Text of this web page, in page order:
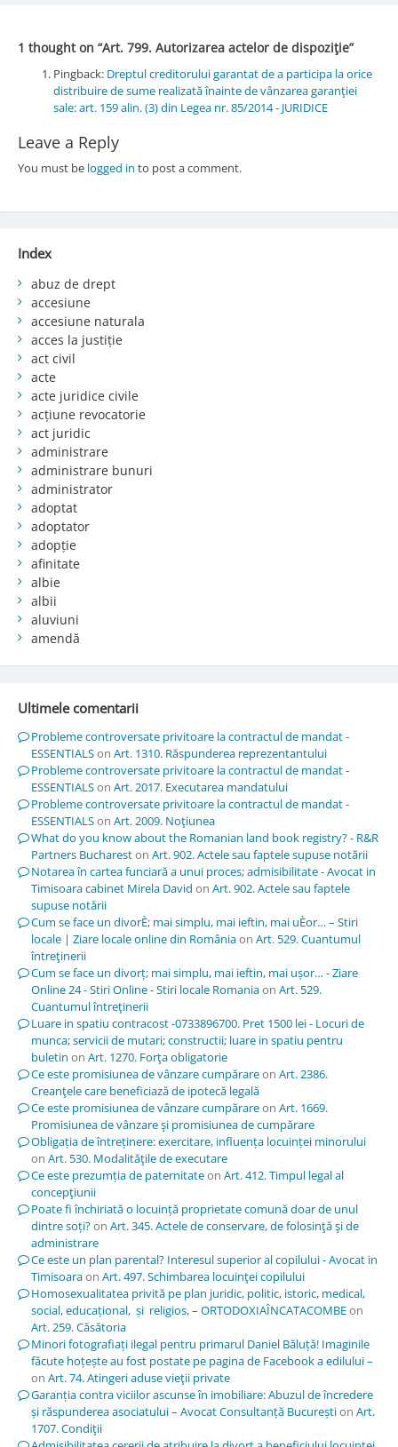
1 thought on “Art. 799. Autorizarea actelor de dispoziţie”
Pingback: Dreptul creditorului garantat de a participa la orice
distribuire de sume realizată înainte de vânzarea garanţiei
sale: art. 159 alin. (3) din Legea nr. 85/2014 - JURIDICE
Leave a Reply
You must be logged in to post a comment.
Index
abuz de drept
accesiune
accesiune naturala
acces la justiție
act civil
acte
acte juridice civile
acțiune revocatorie
act juridic
administrare
administrare bunuri
administrator
adoptat
adoptator
adopție
afinitate
albie
albii
aluviuni
amendă
Ultimele comentarii
Probleme controversate privitoare la contractul de mandat -
ESSENTIALSon Art. 1310. Răspunderea reprezentantului
Probleme controversate privitoare la contractul de mandat -
ESSENTIALSon Art. 2017. Executarea mandatului
Probleme controversate privitoare la contractul de mandat -
ESSENTIALSon Art. 2009. Noţiunea
What do you know about the Romanian land book registry? - R&R
Partners Buchareston Art. 902. Actele sau faptele supuse notării
Notarea în cartea funciară a unui proces; admisibilitate - Avocat in
Timisoara cabinet Mirela David on Art. 902. Actele sau faptele
supuse notării
Cum se face un divorÈ; mai simplu, mai ieftin, mai uÈor… – Stiri
locale | Ziare locale online din Româniaon Art. 529. Cuantumul
întreţinerii
Cum se face un divorț; mai simplu, mai ieftin, mai ușor… - Ziare
Online 24 - Stiri Online - Stiri locale Romaniaon Art. 529.
Cuantumul întreţinerii
Luare in spatiu contracost -0733896700. Pret 1500 lei - Locuri de
munca; servicii de mutari; constructii; luare in spatiu pentru
buletin on Art. 1270. Forţa obligatorie
Ce este promisiunea de vânzare cumpărareon Art. 2386.
Creanţele care beneficiază de ipotecă legală
Ce este promisiunea de vânzare cumpărareon Art. 1669.
Promisiunea de vânzare şi promisiunea de cumpărare
Obligația de întreținere: exercitare, influența locuinței minorului
on Art. 530. Modalităţile de executare
Ce este prezumția de paternitateon Art. 412. Timpul legal al
concepţiunii
Poate fi închiriată o locuință proprietate comună doar de unul
dintre soți?on Art. 345. Actele de conservare, de folosinţă şi de
administrare
Ce este un plan parental? Interesul superior al copilului - Avocat in
Timisoaraon Art. 497. Schimbarea locuinţei copilului
Homosexualitatea privită pe plan juridic, politic, istoric, medical,
social, educațional, și religios, – ORTODOXIAÎNCATACOMBEon
Art. 259. Căsătoria
Minori fotografiați ilegal pentru primarul Daniel Băluță! Imaginile
făcute hoțește au fost postate pe pagina de Facebook a edilului –
on Art. 74. Atingeri aduse vieţii private
Garanția contra viciilor ascunse în imobiliare: Abuzul de încredere
și răspunderea asociatului – Avocat Consultanță Bucureștion Art.
1707. Condiţii